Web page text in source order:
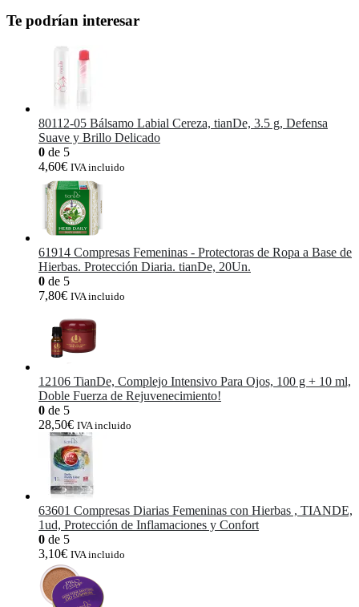
Te podrían interesar
80112-05 Bálsamo Labial Cereza, tianDe, 3.5 g, Defensa
Suave y Brillo Delicado
0 de 5
4,60€ IVA incluido
61914 Compresas Femeninas - Protectoras de Ropa a Base de
Hierbas. Protección Diaria. tianDe, 20Un.
0 de 5
7,80€ IVA incluido
12106 TianDe, Complejo Intensivo Para Ojos, 100 g + 10 ml,
Doble Fuerza de Rejuvenecimiento!
0 de 5
28,50€ IVA incluido
63601 Compresas Diarias Femeninas con Hierbas , TIANDE,
1ud, Protección de Inflamaciones y Confort
0 de 5
3,10€ IVA incluido